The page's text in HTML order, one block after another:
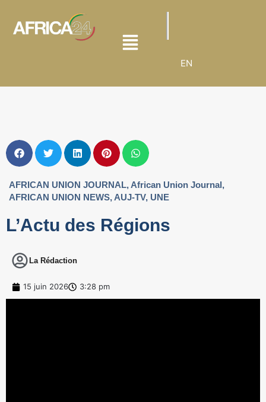
EN
AFRICAN UNION JOURNAL, African Union Journal,
AFRICAN UNION NEWS, AUJ-TV, UNE
L’Actu des Régions
La Rédaction
15 juin 2026 3:28 pm